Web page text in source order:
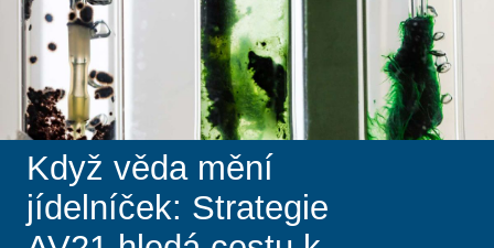
Když věda mění
jídelníček: Strategie